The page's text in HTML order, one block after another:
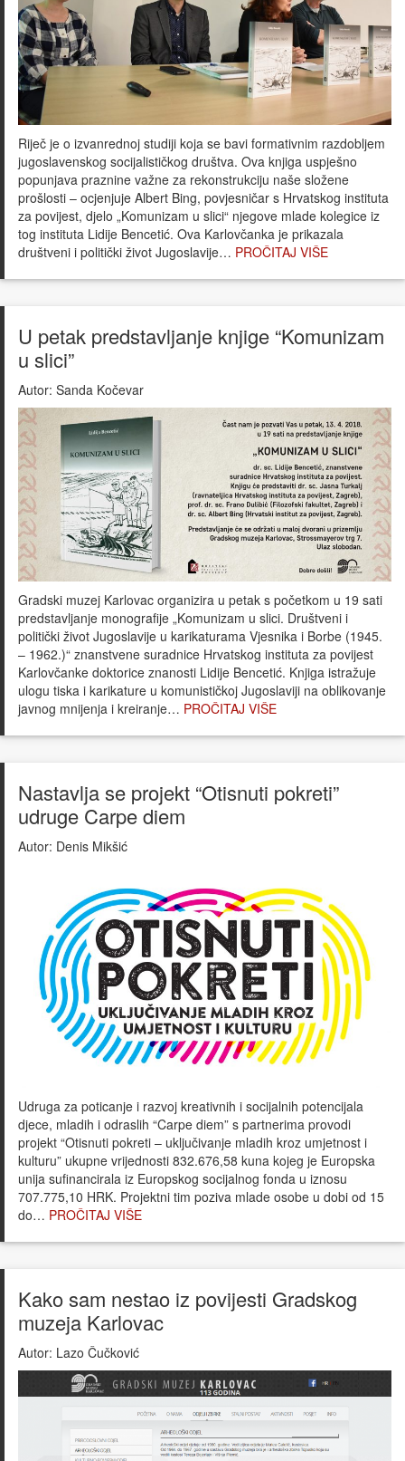
Riječ je o izvanrednoj studiji koja se bavi formativnim razdobljem
jugoslavenskog socijalističkog društva. Ova knjiga uspješno
popunjava praznine važne za rekonstrukciju naše složene
prošlosti – ocjenjuje Albert Bing, povjesničar s Hrvatskog instituta
za povijest, djelo „Komunizam u slici“ njegove mlade kolegice iz
tog instituta Lidije Bencetić. Ova Karlovčanka je prikazala
društveni i politički život Jugoslavije… PROČITAJ VIŠE
U petak predstavljanje knjige “Komunizam
u slici”
Autor: Sanda Kočevar
Gradski muzej Karlovac organizira u petak s početkom u 19 sati
predstavljanje monografije „Komunizam u slici. Društveni i
politički život Jugoslavije u karikaturama Vjesnika i Borbe (1945.
– 1962.)“ znanstvene suradnice Hrvatskog instituta za povijest
Karlovčanke doktorice znanosti Lidije Bencetić. Knjiga istražuje
ulogu tiska i karikature u komunističkoj Jugoslaviji na oblikovanje
javnog mnijenja i kreiranje… PROČITAJ VIŠE
Nastavlja se projekt “Otisnuti pokreti”
udruge Carpe diem
Autor: Denis Mikšić
Udruga za poticanje i razvoj kreativnih i socijalnih potencijala
djece, mladih i odraslih “Carpe diem” s partnerima provodi
projekt “Otisnuti pokreti – uključivanje mladih kroz umjetnost i
kulturu” ukupne vrijednosti 832.676,58 kuna kojeg je Europska
unija sufinancirala iz Europskog socijalnog fonda u iznosu
707.775,10 HRK. Projektni tim poziva mlade osobe u dobi od 15
do… PROČITAJ VIŠE
Kako sam nestao iz povijesti Gradskog
muzeja Karlovac
Autor: Lazo Čučković